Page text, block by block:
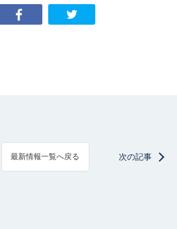
最新情報一覧へ戻る 次の記事